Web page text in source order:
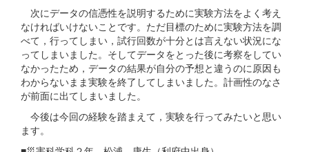
次にデータの信憑性を説明するために実験方法をよく考え
なければいけないことです。ただ目標のために実験方法を調
べて，行ってしまい，試行回数が十分とは言えない状況にな
ってしまいました。そしてデータをとった後に考察をしてい
なかったため，データの結果が自分の予想と違うのに原因も
わからないまま実験を終了してしまいました。計画性のなさ
が前面に出てしまいました。
今後は今回の経験を踏まえて，実験を行ってみたいと思い
ます。